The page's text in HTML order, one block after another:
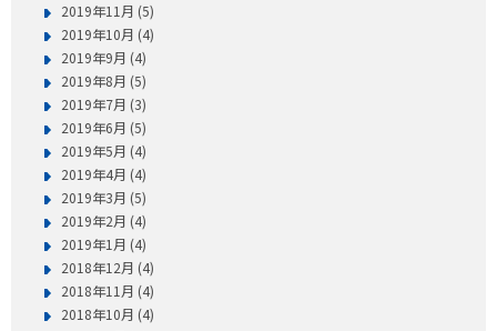
2019年11月 (5)
2019年10月 (4)
2019年9月 (4)
2019年8月 (5)
2019年7月 (3)
2019年6月 (5)
2019年5月 (4)
2019年4月 (4)
2019年3月 (5)
2019年2月 (4)
2019年1月 (4)
2018年12月 (4)
2018年11月 (4)
2018年10月 (4)